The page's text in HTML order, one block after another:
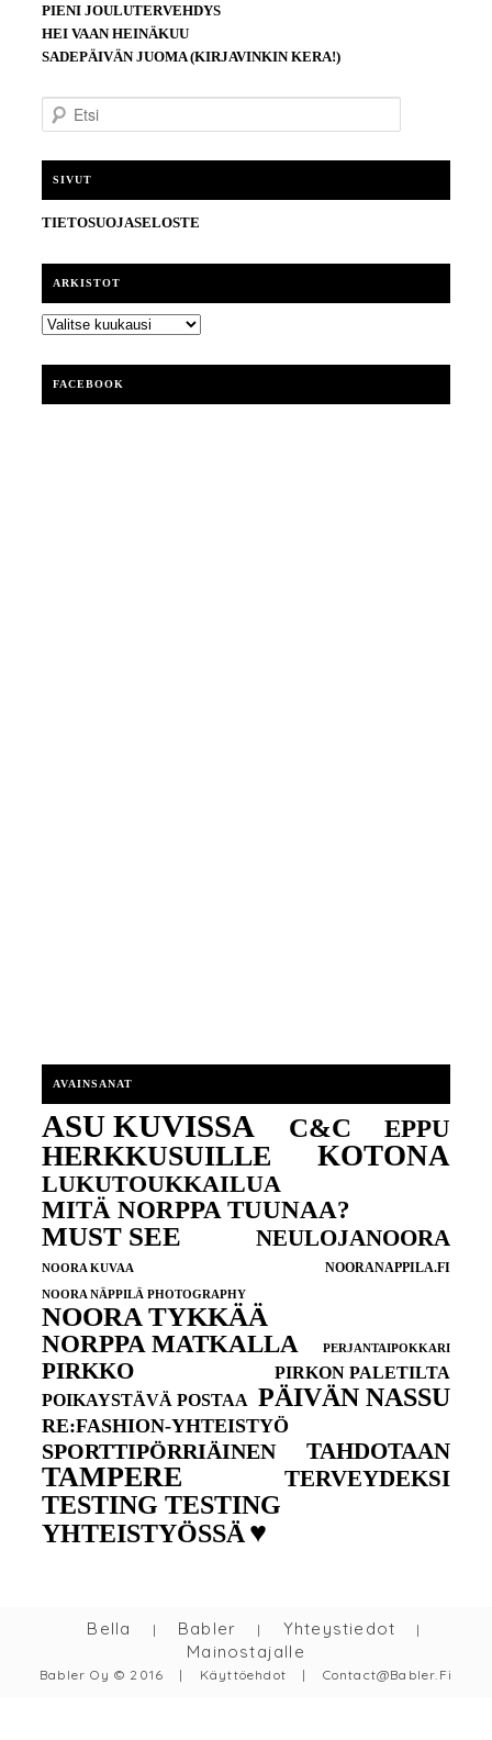
PIENI JOULUTERVEHDYS
HEI VAAN HEINÄKUU
SADEPÄIVÄN JUOMA (KIRJAVINKIN KERA!)
t
SIVUT
TIETOSUOJASELOSTE
ARKISTOT
ARKISTOT
FACEBOOK
AVAINSANAT
ASU KUVISSA C&C EPPU
HERKKUSUILLE KOTONA
LUKUTOUKKAILUA
MITÄ NORPPA TUUNAA?
MUST SEE NEULOJANOORA
NOORA KUVAA NOORANAPPILA.FI
NOORA NÄPPILÄ PHOTOGRAPHY
NOORA TYKKÄÄ
NORPPA MATKALLA PERJANTAIPOKKARI
PIRKKO
PIRKON PALETILTA
POIKAYSTÄVÄ POSTAA PÄIVÄN NASSU
RE:FASHION-YHTEISTYÖ
SPORTTIPÖRRIÄINEN TAHDOTAAN
TAMPERE TERVEYDEKSI
TESTING TESTING
YHTEISTYÖSSÄ ♥
Bella | Babler | Yhteystiedot |
Mainostajalle
Babler Oy © 2016 | Käyttöehdot | Contact@babler.fi